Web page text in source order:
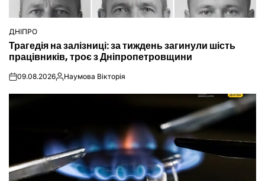
ОПУБЛІКУВАТИ
ДНІПРО
Трагедія на залізниці: за тиждень загинули шість
працівників, троє з Дніпропетровщини
on09.08.2026Опубліковано
Наумова Вікторія